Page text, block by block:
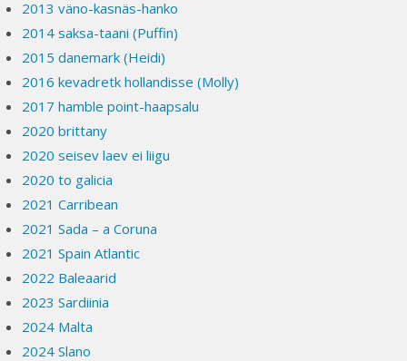
2013 väno-kasnäs-hanko
2014 saksa-taani (Puffin)
2015 danemark (Heidi)
2016 kevadretk hollandisse (Molly)
2017 hamble point-haapsalu
2020 brittany
2020 seisev laev ei liigu
2020 to galicia
2021 Carribean
2021 Sada – a Coruna
2021 Spain Atlantic
2022 Baleaarid
2023 Sardiinia
2024 Malta
2024 Slano